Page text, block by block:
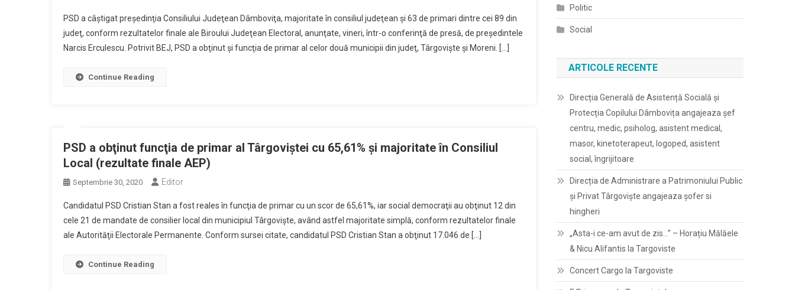
PSD a câştigat preşedinţia Consiliului Judeţean Dâmboviţa, majoritate în consiliul judeţean şi 63 de primari dintre cei 89 din
judeţ, conform rezultatelor finale ale Biroului Judeţean Electoral, anunţate, vineri, într-o conferinţă de presă, de preşedintele
Narcis Erculescu. Potrivit BEJ, PSD a obţinut şi funcţia de primar al celor două municipii din judeţ, Târgovişte şi Moreni. […]
Continue Reading
PSD a obţinut funcţia de primar al Târgoviştei cu 65,61% şi majoritate în Consiliul
Local (rezultate finale AEP)
Septembrie 30, 2020 Editor
Candidatul PSD Cristian Stan a fost reales în funcţia de primar cu un scor de 65,61%, iar social democraţii au obţinut 12 din
cele 21 de mandate de consilier local din municipiul Târgovişte, având astfel majoritate simplă, conform rezultatelor finale
ale Autorităţii Electorale Permanente. Conform sursei citate, candidatul PSD Cristian Stan a obţinut 17.046 de […]
Continue Reading
Politic
Social
ARTICOLE RECENTE
Direcția Generală de Asistență Socială și
Protecția Copilului Dâmbovița angajeaza șef
centru, medic, psiholog, asistent medical,
masor, kinetoterapeut, logoped, asistent
social, îngrijitoare
Direcția de Administrare a Patrimoniului Public
și Privat Târgoviște angajeaza șofer si
hingheri
„Asta-i ce-am avut de zis…” – Horațiu Mălăele
& Nicu Alifantis la Targoviste
Concert Cargo la Targoviste